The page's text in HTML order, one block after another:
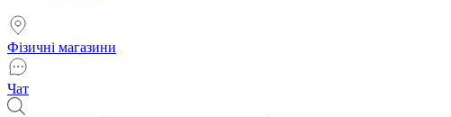
Фізичні магазини
Чат